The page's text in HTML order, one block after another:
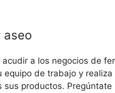
aseo
a los negocios de
equipo de trabajo y
sus productos.